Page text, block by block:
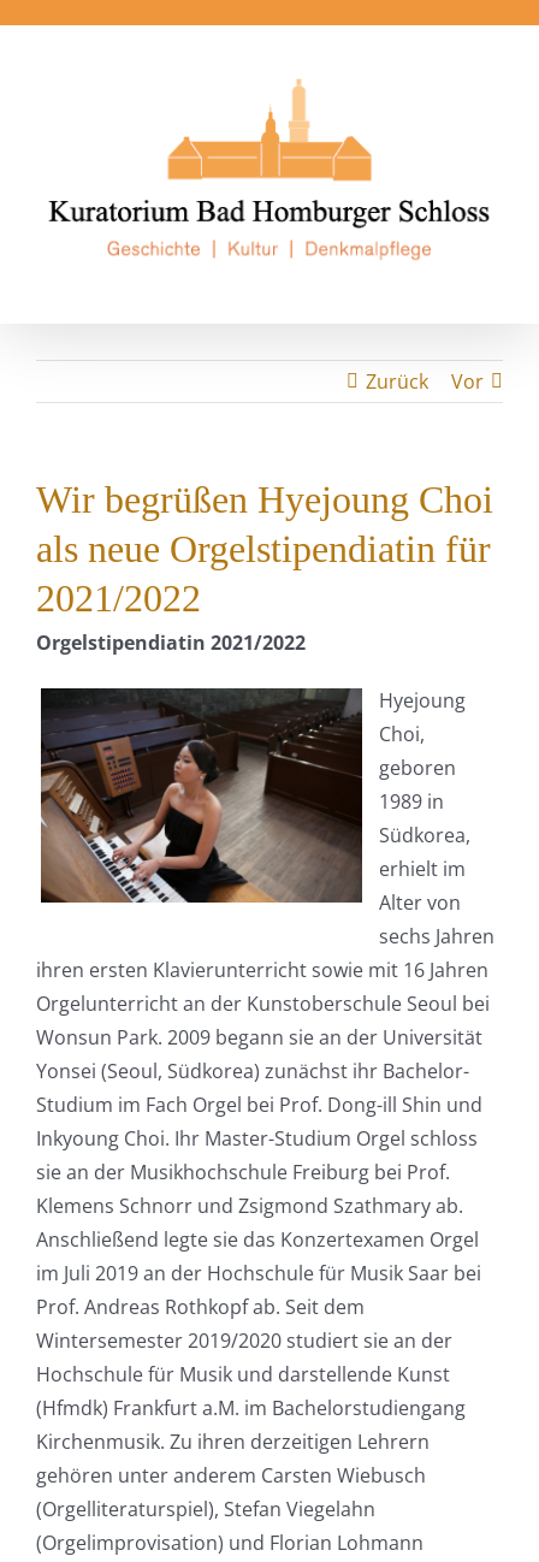
Zurück Vor
Wir begrüßen Hyejoung Choi
als neue Orgelstipendiatin für
2021/2022
Orgelstipendiatin 2021/2022
Hyejoung
Choi,
geboren
1989 in
Südkorea,
erhielt im
Alter von
sechs Jahren
ihren ersten Klavierunterricht sowie mit 16 Jahren
Orgelunterricht an der Kunstoberschule Seoul bei
Wonsun Park. 2009 begann sie an der Universität
Yonsei (Seoul, Südkorea) zunächst ihr Bachelor-
Studium im Fach Orgel bei Prof. Dong-ill Shin und
Inkyoung Choi. Ihr Master-Studium Orgel schloss
sie an der Musikhochschule Freiburg bei Prof.
Klemens Schnorr und Zsigmond Szathmary ab.
Anschließend legte sie das Konzertexamen Orgel
im Juli 2019 an der Hochschule für Musik Saar bei
Prof. Andreas Rothkopf ab. Seit dem
Wintersemester 2019/2020 studiert sie an der
Hochschule für Musik und darstellende Kunst
(Hfmdk) Frankfurt a.M. im Bachelorstudiengang
Kirchenmusik. Zu ihren derzeitigen Lehrern
gehören unter anderem Carsten Wiebusch
(Orgelliteraturspiel), Stefan Viegelahn
(Orgelimprovisation) und Florian Lohmann